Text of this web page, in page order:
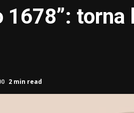
1678”: torna
2 min read